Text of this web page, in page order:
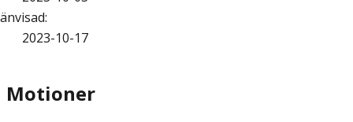
:
2023-10-17
Motioner